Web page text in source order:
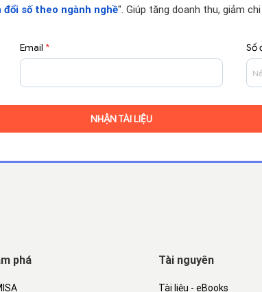
đổi số theo ngành nghề". Giúp tăng doanh thu, giảm
Email * Số
phá Tài nguyên
Tài liệu - eBooks